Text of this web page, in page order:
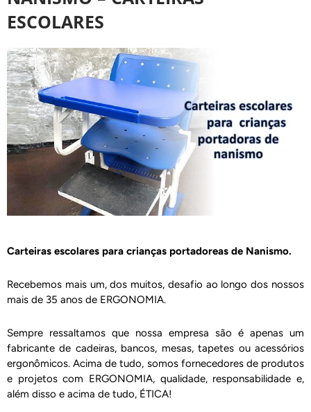
ESCOLARES
Carteiras escolares para crianças portadoreas de Nanismo.
Recebemos mais um, dos muitos, desafio ao longo dos nossos
mais de 35 anos de ERGONOMIA.
Sempre ressaltamos que nossa empresa são é apenas um
fabricante de cadeiras, bancos, mesas, tapetes ou acessórios
ergonômicos. Acima de tudo, somos fornecedores de produtos
e projetos com ERGONOMIA, qualidade, responsabilidade e,
além disso e acima de tudo, ÉTICA!